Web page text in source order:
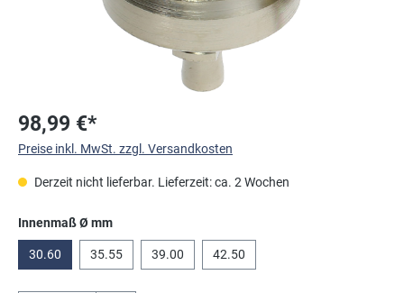
98,99 €*
Preise inkl. MwSt. zzgl. Versandkosten
Derzeit nicht lieferbar. Lieferzeit: ca. 2 Wochen
Innenmaß Ø mmauswählen
30.60 35.55 39.00 42.50